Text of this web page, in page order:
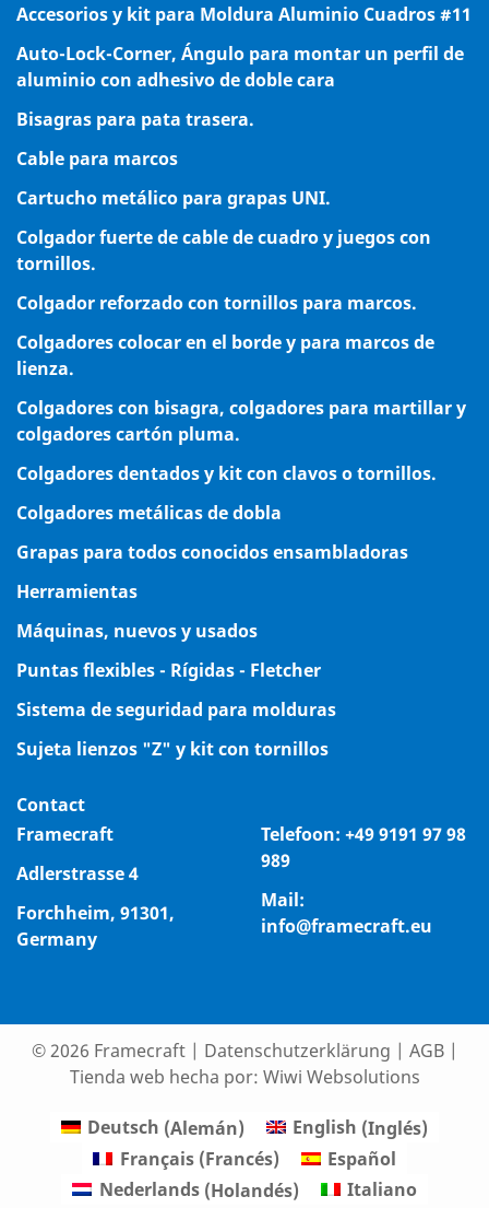
Accesorios y kit para Moldura Aluminio Cuadros #11
Auto-Lock-Corner, Ángulo para montar un perfil de
aluminio con adhesivo de doble cara
Bisagras para pata trasera.
Cable para marcos
Cartucho metálico para grapas UNI.
Colgador fuerte de cable de cuadro y juegos con
tornillos.
Colgador reforzado con tornillos para marcos.
Colgadores colocar en el borde y para marcos de
lienza.
Colgadores con bisagra, colgadores para martillar y
colgadores cartón pluma.
Colgadores dentados y kit con clavos o tornillos.
Colgadores metálicas de dobla
Grapas para todos conocidos ensambladoras
Herramientas
Máquinas, nuevos y usados
Puntas flexibles - Rígidas - Fletcher
Sistema de seguridad para molduras
Sujeta lienzos "Z" y kit con tornillos
Contact
Framecraft
Adlerstrasse 4
Forchheim, 91301,
Germany
Telefoon: +49 9191 97 98
989
Mail:
info@framecraft.eu
© 2026 Framecraft | Datenschutzerklärung | AGB|
Tienda web hecha por: Wiwi Websolutions
Deutsch (Alemán) English (Inglés)
Français(Francés)
Español
Nederlands(Holandés) Italiano